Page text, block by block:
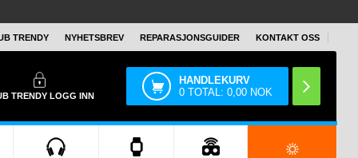
TRENDY NYHETSBREV REPARASJONSGUIDER KONTAKT OSS
TRENDYLOGG INN
HANDLEKURV
0 TOTAL:0,00 NOK